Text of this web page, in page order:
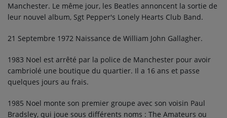
Se connecter
Manchester. Le même jour, les Beatles annoncent la sortie de
leur nouvel album, Sgt Pepper's Lonely Hearts Club Band.
21 Septembre 1972 Naissance de William John Gallagher.
1983 Noel est arrêté par la police de Manchester pour avoir
cambriolé une boutique du quartier. Il a 16 ans et passe
quelques jours au frais.
1985 Noel monte son premier groupe avec son voisin Paul
Bradsley, qui joue sous différents noms : The Amateurs ou